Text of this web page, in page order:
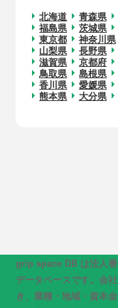
北海道 青森県
福島県
茨城県
東京都
神奈川県
山梨県
長野県
滋賀県
京都府
鳥取県
島根県
香川県
愛媛県
熊本県
大分県
grip space DB は法人
データベースです。会
き、業種・地域・資本